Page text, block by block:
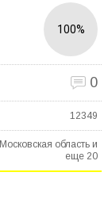
100%
0
12349
область и
еще 20